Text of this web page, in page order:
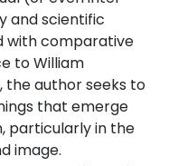
and scientific
with comparative
to William
the author seeks to
that emerge
particularly in the
image.